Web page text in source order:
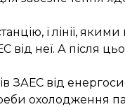
і лінії, якими
від неї. А після
ЗАЕС від
охолодження